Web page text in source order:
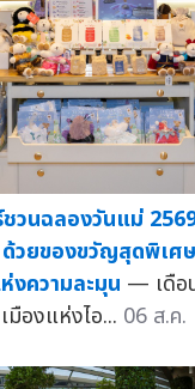
วนฉลองวันแม่
วยของขวัญสุดพิเศ
งความละมุน — เดือ
มืองแห่งไอ... 06 ส.ค.